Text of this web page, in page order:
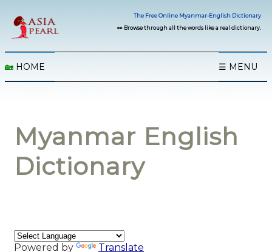
The Free Online Myanmar-English Dictionary
👀 Browse through all the words like a real dictionary.
🏡 HOME ☰ MENU
Myanmar English
Dictionary
Powered by Translate